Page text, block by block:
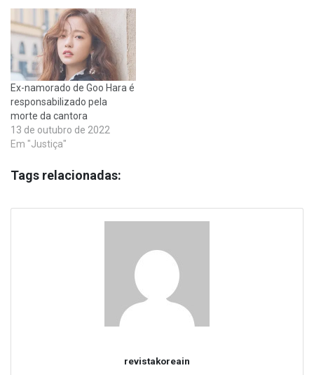
Ex-namorado de Goo Hara é
responsabilizado pela
morte da cantora
13 de outubro de 2022
Em "Justiça"
Tags relacionadas:
revistakoreain